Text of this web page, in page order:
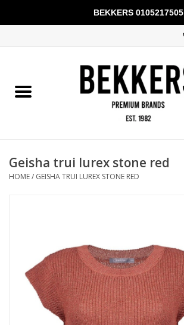
Mannen
KADOBONNEN
Geisha trui lurex stone red
HOME/ GEISHA TRUI LUREX STONE RED
BEKKERS 0105217505